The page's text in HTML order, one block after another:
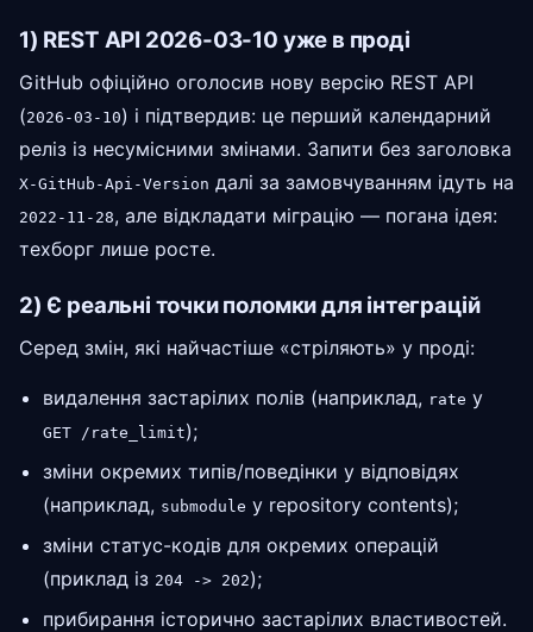
1) REST API 2026-03-10 уже в проді
GitHub офіційно оголосив нову версію REST API
(2026-03-10) і підтвердив: це перший календарний
реліз із несумісними змінами. Запити без заголовка
X-GitHub-Api-Version далі за замовчуванням ідуть на
2022-11-28, але відкладати міграцію — погана ідея:
техборг лише росте.
2) Є реальні точки поломки для інтеграцій
Серед змін, які найчастіше «стріляють» у проді:
видалення застарілих полів (наприклад, rate у
GET /rate_limit);
зміни окремих типів/поведінки у відповідях
(наприклад, submodule у repository contents);
зміни статус-кодів для окремих операцій
(приклад із 204 -> 202);
прибирання історично застарілих властивостей.